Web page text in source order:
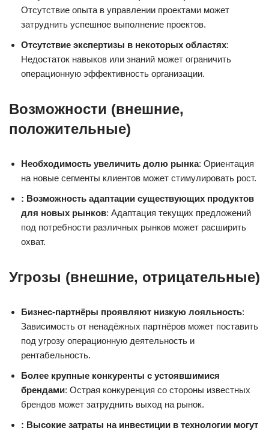
Отсутствие опыта в управлении проектами может
затруднить успешное выполнение проектов.
Отсутствие экспертизы в некоторых областях:
Недостаток навыков или знаний может ограничить
операционную эффективность организации.
Возможности (внешние,
положительные)
Необходимость увеличить долю рынка: Ориентация
на новые сегменты клиентов может стимулировать рост.
: Возможность адаптации существующих продуктов
для новых рынков: Адаптация текущих предложений
под потребности различных рынков может расширить
охват.
Угрозы (внешние, отрицательные)
Бизнес-партнёры проявляют низкую лояльность:
Зависимость от ненадёжных партнёров может поставить
под угрозу операционную деятельность и
рентабельность.
Более крупные конкуренты с устоявшимися
брендами: Острая конкуренция со стороны известных
брендов может затруднить выход на рынок.
: Высокие затраты на инвестиции в технологии могут